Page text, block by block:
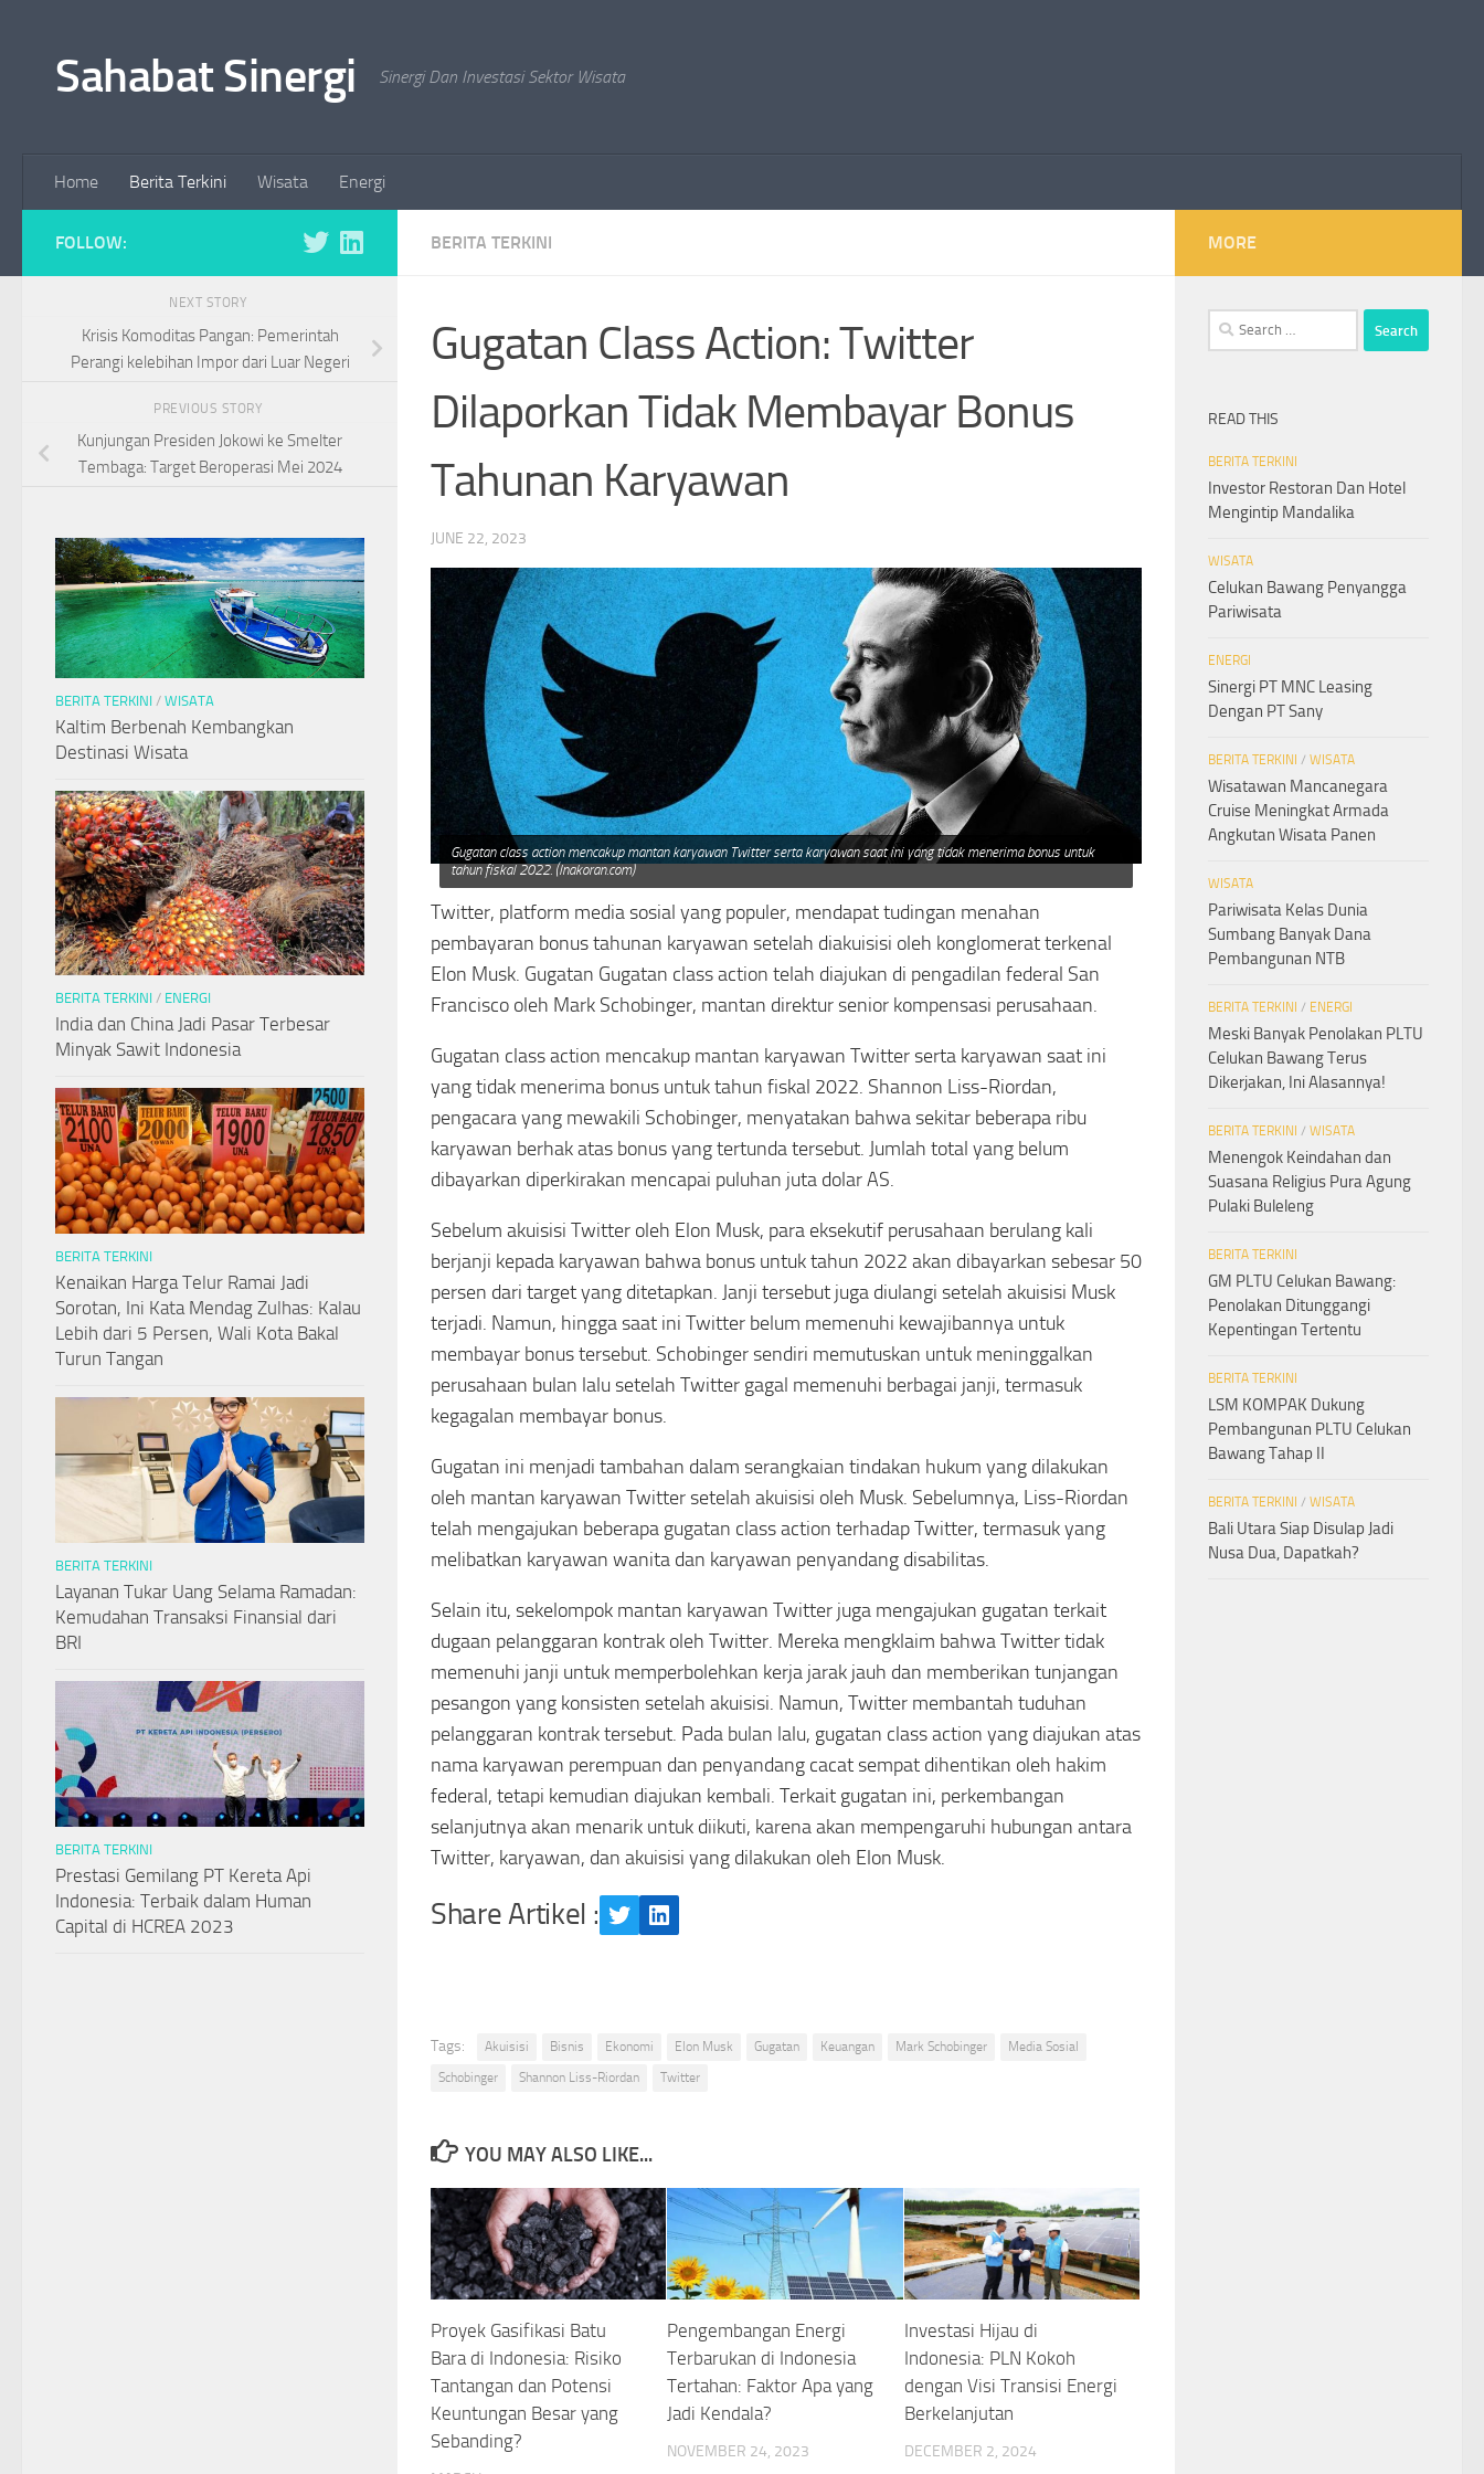
Sahabat Sinergi Sinergi Dan Investasi Sektor Wisata
Home Berita Terkini Wisata Energi
BERITA TERKINI
Gugatan Class Action: Twitter
Dilaporkan Tidak Membayar Bonus
Tahunan Karyawan
JUNE 22, 2023
Gugatan class action mencakup mantan karyawan Twitter serta karyawan saat ini yang tidak menerima bonus untuk
tahun fiskal 2022. (Inakoran.com)
Twitter, platform media sosial yang populer, mendapat tudingan menahan
pembayaran bonus tahunan karyawan setelah diakuisisi oleh konglomerat terkenal
Elon Musk. Gugatan Gugatan class action telah diajukan di pengadilan federal San
Francisco oleh Mark Schobinger, mantan direktur senior kompensasi perusahaan.
Gugatan class action mencakup mantan karyawan Twitter serta karyawan saat ini
yang tidak menerima bonus untuk tahun fiskal 2022. Shannon Liss-Riordan,
pengacara yang mewakili Schobinger, menyatakan bahwa sekitar beberapa ribu
karyawan berhak atas bonus yang tertunda tersebut. Jumlah total yang belum
dibayarkan diperkirakan mencapai puluhan juta dolar AS.
Sebelum akuisisi Twitter oleh Elon Musk, para eksekutif perusahaan berulang kali
berjanji kepada karyawan bahwa bonus untuk tahun 2022 akan dibayarkan sebesar 50
persen dari target yang ditetapkan. Janji tersebut juga diulangi setelah akuisisi Musk
terjadi. Namun, hingga saat ini Twitter belum memenuhi kewajibannya untuk
membayar bonus tersebut. Schobinger sendiri memutuskan untuk meninggalkan
perusahaan bulan lalu setelah Twitter gagal memenuhi berbagai janji, termasuk
kegagalan membayar bonus.
Gugatan ini menjadi tambahan dalam serangkaian tindakan hukum yang dilakukan
oleh mantan karyawan Twitter setelah akuisisi oleh Musk. Sebelumnya, Liss-Riordan
telah mengajukan beberapa gugatan class action terhadap Twitter, termasuk yang
melibatkan karyawan wanita dan karyawan penyandang disabilitas.
Selain itu, sekelompok mantan karyawan Twitter juga mengajukan gugatan terkait
dugaan pelanggaran kontrak oleh Twitter. Mereka mengklaim bahwa Twitter tidak
memenuhi janji untuk memperbolehkan kerja jarak jauh dan memberikan tunjangan
pesangon yang konsisten setelah akuisisi. Namun, Twitter membantah tuduhan
pelanggaran kontrak tersebut. Pada bulan lalu, gugatan class action yang diajukan atas
nama karyawan perempuan dan penyandang cacat sempat dihentikan oleh hakim
federal, tetapi kemudian diajukan kembali. Terkait gugatan ini, perkembangan
selanjutnya akan menarik untuk diikuti, karena akan mempengaruhi hubungan antara
Twitter, karyawan, dan akuisisi yang dilakukan oleh Elon Musk.
Share Artikel : TwitterLinkedIn
Tags: Akuisisi Bisnis Ekonomi Elon Musk Gugatan Keuangan Mark Schobinger
Media Sosial
Schobinger
Shannon Liss-Riordan Twitter
YOU MAY ALSO LIKE...
Proyek Gasifikasi Batu
Bara di Indonesia: Risiko
Tantangan dan Potensi
Keuntungan Besar yang
Sebanding?
Pengembangan Energi
Terbarukan di Indonesia
Tertahan: Faktor Apa yang
Jadi Kendala?
NOVEMBER 24, 2023
Investasi Hijau di
Indonesia: PLN Kokoh
dengan Visi Transisi Energi
Berkelanjutan
DECEMBER 2, 2024
FOLLOW:
NEXT STORY
Krisis Komoditas Pangan: Pemerintah
Perangi kelebihan Impor dari Luar Negeri
PREVIOUS STORY
Kunjungan Presiden Jokowi ke Smelter
Tembaga: Target Beroperasi Mei 2024
BERITA TERKINI / WISATA
Kaltim Berbenah Kembangkan
Destinasi Wisata
BERITA TERKINI / ENERGI
India dan China Jadi Pasar Terbesar
Minyak Sawit Indonesia
BERITA TERKINI
Kenaikan Harga Telur Ramai Jadi
Sorotan, Ini Kata Mendag Zulhas: Kalau
Lebih dari 5 Persen, Wali Kota Bakal
Turun Tangan
BERITA TERKINI
Layanan Tukar Uang Selama Ramadan:
Kemudahan Transaksi Finansial dari
BRI
BERITA TERKINI
Prestasi Gemilang PT Kereta Api
Indonesia: Terbaik dalam Human
Capital di HCREA 2023
MORE
Search
for:
READ THIS
BERITA TERKINI
Investor Restoran Dan Hotel
Mengintip Mandalika
WISATA
Celukan Bawang Penyangga
Pariwisata
ENERGI
Sinergi PT MNC Leasing
Dengan PT Sany
BERITA TERKINI / WISATA
Wisatawan Mancanegara
Cruise Meningkat Armada
Angkutan Wisata Panen
WISATA
Pariwisata Kelas Dunia
Sumbang Banyak Dana
Pembangunan NTB
BERITA TERKINI / ENERGI
Meski Banyak Penolakan PLTU
Celukan Bawang Terus
Dikerjakan, Ini Alasannya!
BERITA TERKINI / WISATA
Menengok Keindahan dan
Suasana Religius Pura Agung
Pulaki Buleleng
BERITA TERKINI
GM PLTU Celukan Bawang:
Penolakan Ditunggangi
Kepentingan Tertentu
BERITA TERKINI
LSM KOMPAK Dukung
Pembangunan PLTU Celukan
Bawang Tahap II
BERITA TERKINI / WISATA
Bali Utara Siap Disulap Jadi
Nusa Dua, Dapatkah?